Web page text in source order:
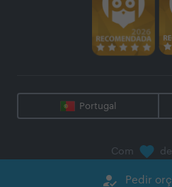
how_to_reg Pedir
Portugal
Com
Zaask -